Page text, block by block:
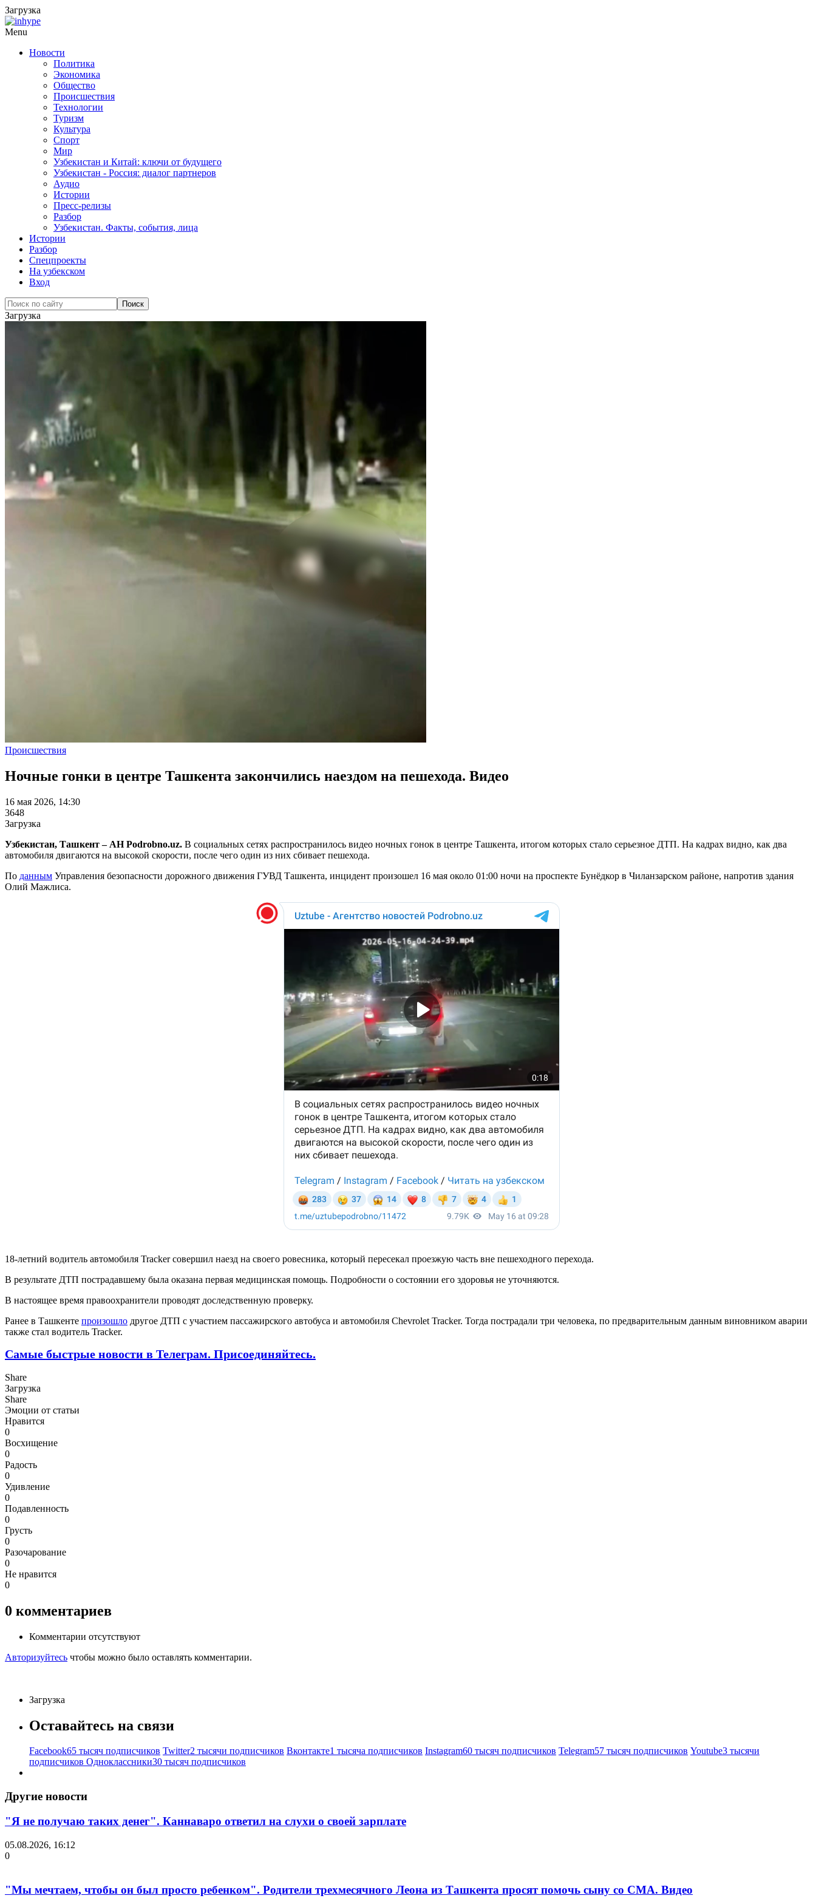
Загрузка
Menu
Новости
Политика
Экономика
Общество
Происшествия
Технологии
Туризм
Культура
Спорт
Мир
Узбекистан и Китай: ключи от будущего
Узбекистан - Россия: диалог партнеров
Аудио
Истории
Пресс-релизы
Разбор
Узбекистан. Факты, события, лица
Истории
Разбор
Спецпроекты
На узбекском
Вход
Загрузка
Происшествия
Ночные гонки в центре Ташкента закончились наездом на пешехода. Видео
16 мая 2026, 14:30
3648
Загрузка
Узбекистан, Ташкент – АН Podrobno.uz. В социальных сетях распространилось видео ночных гонок в центре Ташкента, итогом которых стало серьезное ДТП. На кадрах видно, как два
автомобиля двигаются на высокой скорости, после чего один из них сбивает пешехода.
По данным Управления безопасности дорожного движения ГУВД Ташкента, инцидент произошел 16 мая около 01:00 ночи на проспекте Бунёдкор в Чиланзарском районе, напротив здания
Олий Мажлиса.
18-летний водитель автомобиля Tracker совершил наезд на своего ровесника, который пересекал проезжую часть вне пешеходного перехода.
В результате ДТП пострадавшему была оказана первая медицинская помощь. Подробности о состоянии его здоровья не уточняются.
В настоящее время правоохранители проводят доследственную проверку.
Ранее в Ташкенте произошло другое ДТП с участием пассажирского автобуса и автомобиля Chevrolet Tracker. Тогда пострадали три человека, по предварительным данным виновником аварии
также стал водитель Tracker.
Самые быстрые новости в Телеграм. Присоединяйтесь.
Share
Загрузка
Share
Эмоции от статьи
Нравится
0
Восхищение
0
Радость
0
Удивление
0
Подавленность
0
Грусть
0
Разочарование
0
Не нравится
0
0 комментариев
Комментарии отсутствуют
Авторизуйтесь чтобы можно было оставлять комментарии.
Загрузка
Оставайтесь на связи
Facebook65 тысяч подписчиков Twitter2 тысячи подписчиков Вконтакте1 тысяча подписчиков Instagram60 тысяч подписчиков Telegram57 тысяч подписчиков Youtube3 тысячи
подписчиков Одноклассники30 тысяч подписчиков
Другие новости
"Я не получаю таких денег". Каннаваро ответил на слухи о своей зарплате
05.08.2026, 16:12
0
"Мы мечтаем, чтобы он был просто ребенком". Родители трехмесячного Леона из Ташкента просят помочь сыну со СМА. Видео